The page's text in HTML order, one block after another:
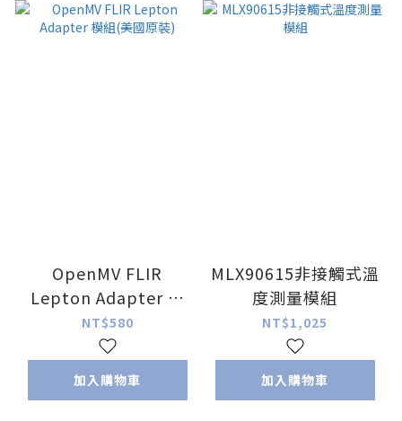
OpenMV FLIR
Lepton Adapter 模
組(美國原裝)
NT$580
加入購物車
MLX90615非接觸式溫
度測量模組
NT$1,025
加入購物車